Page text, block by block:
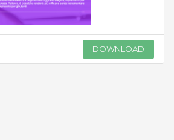
DOWNLOAD